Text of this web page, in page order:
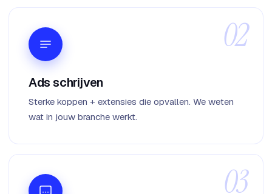
Ads schrijven
Sterke koppen + extensies die opvallen. We weten
wat in jouw branche werkt.